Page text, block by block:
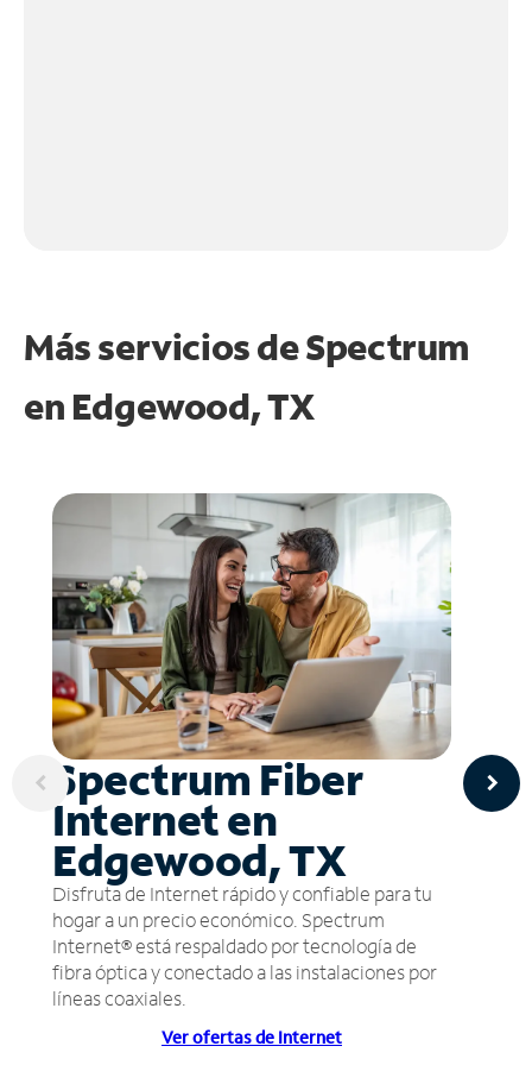
Más servicios de Spectrum
en Edgewood, TX
Spectrum Fiber
Internet en
Edgewood, TX
Disfruta de Internet rápido y confiable para tu
hogar a un precio económico. Spectrum
Internet® está respaldado por tecnología de
fibra óptica y conectado a las instalaciones por
líneas coaxiales.
Ver ofertas de Internet